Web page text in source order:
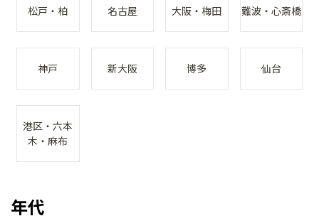
松戸・柏 名古屋 大阪・梅田 難波・心斎橋
神戸 新大阪 博多 仙台
港区・六本
木・麻布
年代